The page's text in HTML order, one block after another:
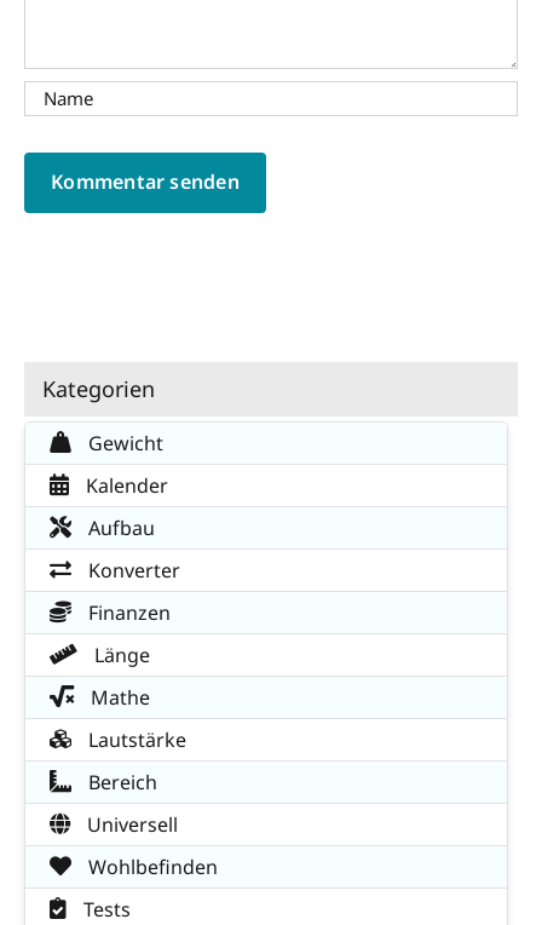
Kategorien
Gewicht
Kalender
Aufbau
Konverter
Finanzen
Länge
Mathe
Lautstärke
Bereich
Universell
Wohlbefinden
Tests